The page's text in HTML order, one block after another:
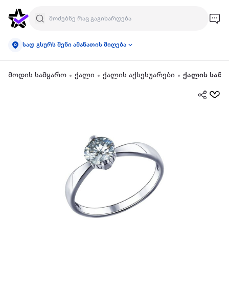
სად გსურს შენი ამანათის მიღება
მოდის სამყარო ქალი ქალის აქსესუარები ქალის